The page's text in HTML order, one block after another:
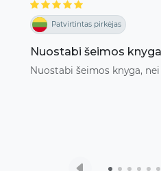
Patvirtintas pirkėjas
Nuostabi šeimos
Nuostabi šeimos knyga,